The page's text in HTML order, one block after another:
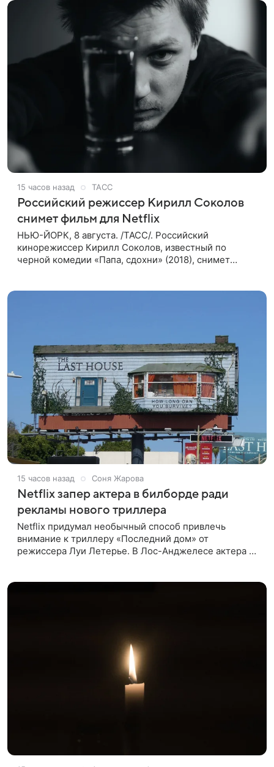
15 часов назад ТАСС
Российский режиссер Кирилл Соколов
снимет фильм для Netflix
НЬЮ-ЙОРК, 8 августа. /ТАСС/. Российский
кинорежиссер Кирилл Соколов, известный по
черной комедии «Папа, сдохни» (2018), снимет
15 часов назад Соня Жарова
Netflix запер актера в билборде ради
рекламы нового триллера
Netflix придумал необычный способ привлечь
внимание к триллеру «Последний дом» от
режиссера Луи Летерье. В Лос-Анджелесе актера на